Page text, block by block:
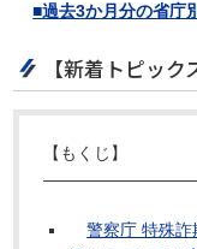
■過去3か月分の省庁
【新着トピック
【もくじ】
警察庁 特殊